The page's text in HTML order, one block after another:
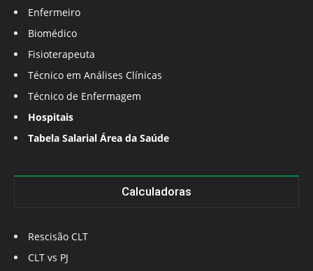
Enfermeiro
Biomédico
Fisioterapeuta
Técnico em Análises Clínicas
Técnico de Enfermagem
Hospitais
Tabela Salarial Área da Saúde
Calculadoras
Rescisão CLT
CLT vs PJ